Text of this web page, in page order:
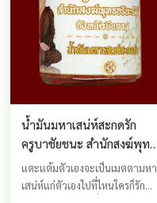
น้ำมันมหาเสน่ห์สะกดรัก
ครูบาชัยชนะ สำนักสงฆ์พุทธ
อริยะรังษี บ้านคำภู จังหวัด
บึงกาฬ
แตะแต้มตัวเองจะเป็นเมตตามหา
เสน่ห์แก่ตัวเองไปที่ไหนใครก็รัก